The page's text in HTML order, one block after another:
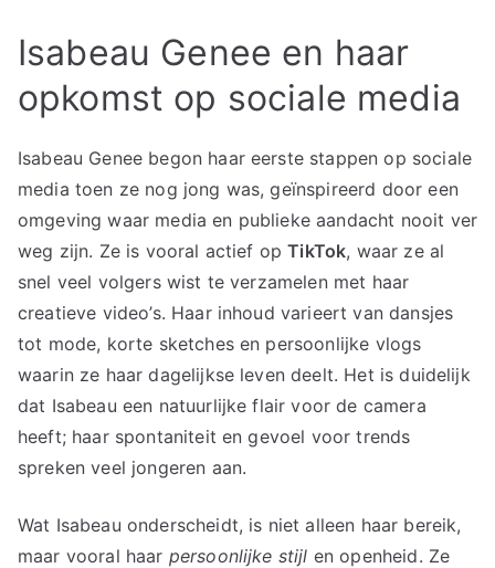
Isabeau Genee en haar
opkomst op sociale media
Isabeau Genee begon haar eerste stappen op sociale
media toen ze nog jong was, geïnspireerd door een
omgeving waar media en publieke aandacht nooit ver
weg zijn. Ze is vooral actief opTikTok, waar ze al
snel veel volgers wist te verzamelen met haar
creatieve video’s. Haar inhoud varieert van dansjes
tot mode, korte sketches en persoonlijke vlogs
waarin ze haar dagelijkse leven deelt. Het is duidelijk
dat Isabeau een natuurlijke flair voor de camera
heeft; haar spontaniteit en gevoel voor trends
spreken veel jongeren aan.
Wat Isabeau onderscheidt, is niet alleen haar bereik,
maar vooral haar persoonlijke stijl en openheid. Ze